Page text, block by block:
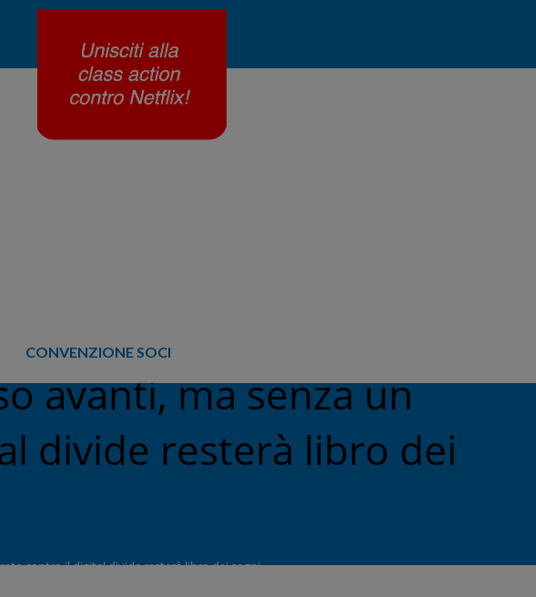
CONVENZIONE SOCI
avanti, ma senza un
divide resterà libro dei
contro il digital divide resterà libro dei sogni